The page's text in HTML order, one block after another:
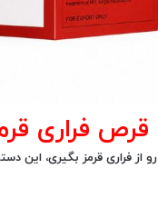
فراری
از فراری قرمز بگیری، این